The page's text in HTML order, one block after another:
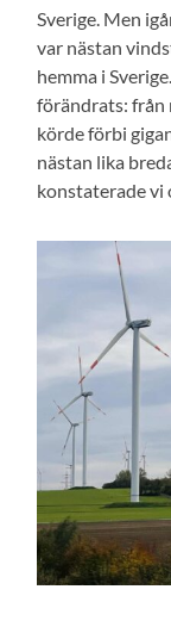
Sverige. Men
var nästan
hemma i
förändrats: från
körde förbi
nästan lika
konstaterade vi